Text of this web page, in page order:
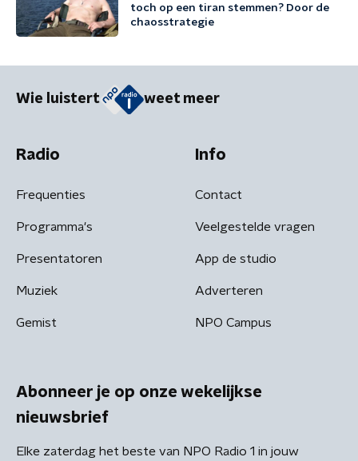
toch op een tiran stemmen? Door de
chaosstrategie
Wie luistert weet meer
Radio
Frequenties
Programma's
Presentatoren
Muziek
Gemist
Info
Contact
Veelgestelde vragen
App de studio
Adverteren
NPO Campus
Abonneer je op onze wekelijkse
nieuwsbrief
Elke zaterdag het beste van NPO Radio 1 in jouw